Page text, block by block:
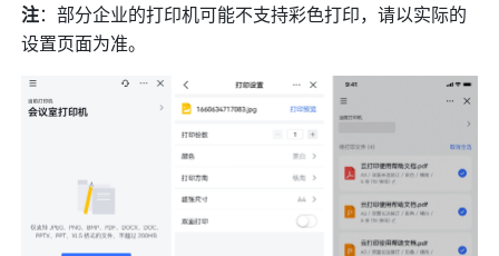
注：部分企业的打印机可能不支持彩色打印，请以实际的
设置页面为准。